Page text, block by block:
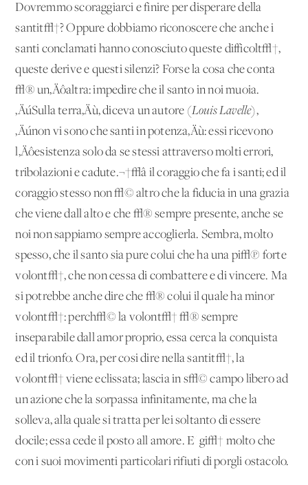
Dovremmo scoraggiarci e finire per disperare della
santit√†? Oppure dobbiamo riconoscere che anche i
santi conclamati hanno conosciuto queste difficolt√†,
queste derive e questi silenzi? Forse la cosa che conta
√® un‚Äôaltra: impedire che il santo in noi muoia.
‚ÄúSulla terra‚Äù, diceva un autore (Louis Lavelle),
‚Äúnon vi sono che santi in potenza‚Äù: essi ricevono
l‚Äôesistenza solo da se stessi attraverso molti errori,
tribolazioni e cadute.¬†√â il coraggio che fa i santi; ed il
coraggio stesso non √© altro che la fiducia in una grazia
che viene dall'alto e che √® sempre presente, anche se
noi non sappiamo sempre accoglierla. Sembra, molto
spesso, che il santo sia pure colui che ha una pi√π forte
volont√†, che non cessa di combattere e di vincere. Ma
si potrebbe anche dire che √® colui il quale ha minor
volont√†: perch√© la volont√† √® sempre
inseparabile dall'amor proprio, essa cerca la conquista
ed il trionfo. Ora, per cosi dire nella santit√†, la
volont√† viene eclissata; lascia in s√© campo libero ad
un'azione che la sorpassa infinitamente, ma che la
solleva, alla quale si tratta per lei soltanto di essere
docile; essa cede il posto all'amore. E' gi√† molto che
con i suoi movimenti particolari rifiuti di porgli ostacolo.